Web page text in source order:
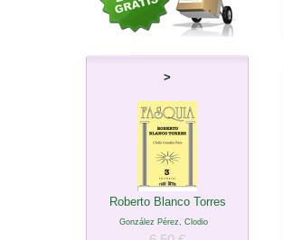
>
Roberto Blanco Torres
González Pérez, Clodio